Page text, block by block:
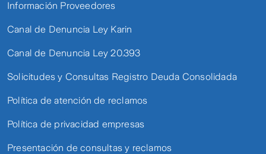
Información Proveedores
Canal de Denuncia Ley Karin
Canal de Denuncia Ley 20.393
Solicitudes y Consultas Registro Deuda Consolidada
Política de atención de reclamos
Política de privacidad empresas
Presentación de consultas y reclamos